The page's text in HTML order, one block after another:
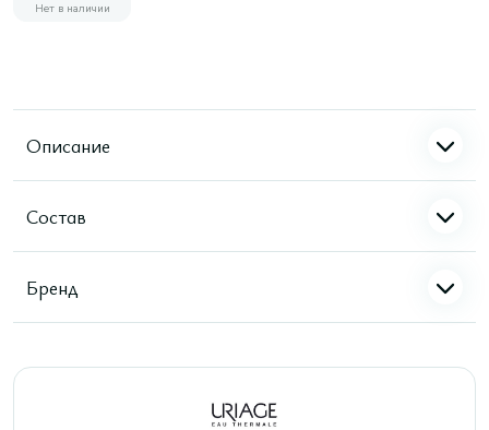
Нет в наличии
Описание
Состав
Бренд